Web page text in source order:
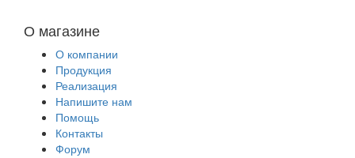
О магазине
О компании
Продукция
Реализация
Напишите нам
Помощь
Контакты
Форум